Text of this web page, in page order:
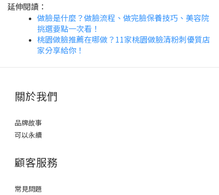
延伸閱讀：
做臉是什麼？做臉流程、做完臉保養技巧、美容院
挑選要點一次看！
桃園做臉推薦在哪做？11家桃園做臉清粉刺優質店
家分享給你！
關於我們
品牌故事
可以永續
顧客服務
常見問題